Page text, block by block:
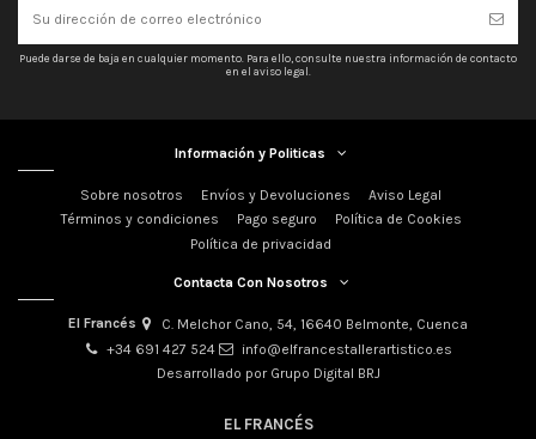
Puede darse de baja en cualquier momento. Para ello, consulte nuestra información de contacto
en el aviso legal.
Información y Politicas
Sobre nosotros Envíos y Devoluciones
Aviso Legal
Términos y condiciones
Pago seguro
Política de Cookies
Política de privacidad
Contacta Con Nosotros
El Francés
C. Melchor Cano, 54, 16640 Belmonte, Cuenca
+34 691 427 524
info@elfrancestallerartistico.es
Desarrollado por Grupo Digital BRJ
EL FRANCÉS